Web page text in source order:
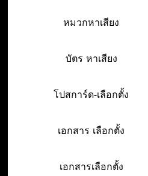
หมวกหาเสียง
บัตร หาเสียง
โปสการ์ด-เลือกตั้ง
เอกสาร เลือกตั้ง
เอกสารเลือกตั้ง